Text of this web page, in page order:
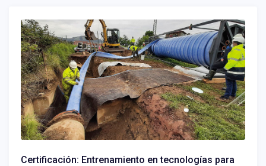
Certificación: Entrenamiento en tecnologías para